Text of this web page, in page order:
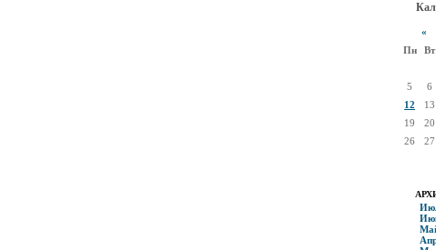
«
Пн
Вт
5
6
12
13
19
20
26
27